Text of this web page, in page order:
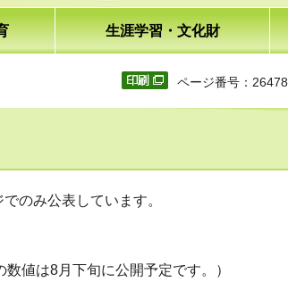
生涯学習・文化財
ページ番号：26478
のみ公表しています。
値は8月下旬に公開予定です。）